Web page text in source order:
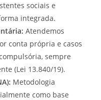
sociais e
integrada.
Atendemos
conta própria e casos
sempre
(Lei 13.840/19).
Metodologia
como base